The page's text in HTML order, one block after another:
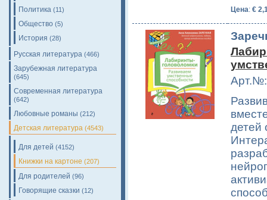
Политика (11)
Общество (5)
История (28)
Русская литература (466)
Зарубежная литература
(645)
Современная литература
(642)
Любовные романы (212)
Детская литература (4543)
Для детей (4152)
Книжки на картоне (207)
Для родителей (96)
Говорящие сказки (12)
Цена: €
детей